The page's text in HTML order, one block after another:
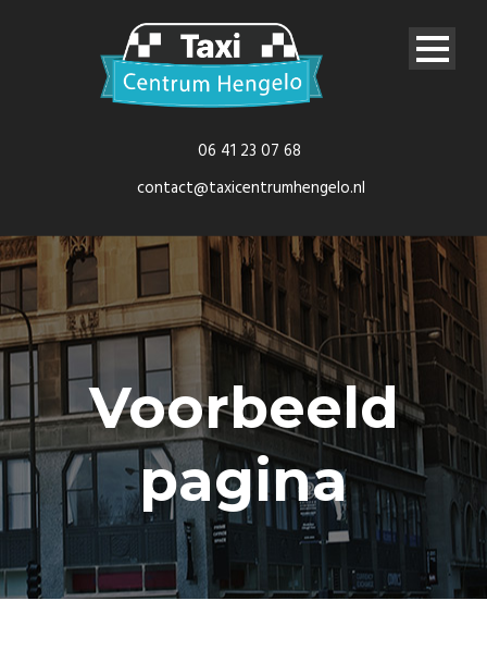
06 41 23 07 68
contact@taxicentrumhengelo.nl
Voorbeeld
pagina